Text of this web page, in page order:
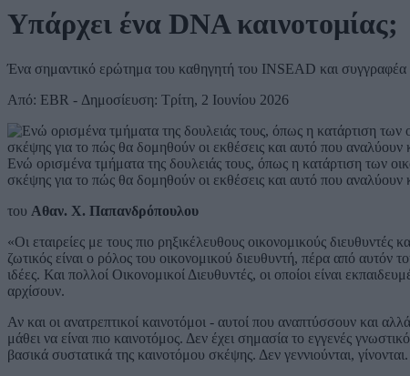
Υπάρχει ένα DNA καινοτομίας;
Ένα σημαντικό ερώτημα του καθηγητή του INSEAD και συγγραφέα
Από: EBR - Δημοσίευση: Τρίτη, 2 Ιουνίου 2026
Ενώ ορισμένα τμήματα της δουλειάς τους, όπως η κατάρτιση των
σκέψης για το πώς θα δομηθούν οι εκθέσεις και αυτό που
του Αθαν. Χ. Παπανδρόπουλου
«Οι εταιρείες με τους πιο ρηξικέλευθους οικονομικούς
ζωτικός είναι ο ρόλος του οικονομικού διευθυντή, πέρα από
ιδέες. Και πολλοί Οικονομικοί Διευθυντές, οι οποίοι είναι
αρχίσουν.
Αν και οι ανατρεπτικοί καινοτόμοι - αυτοί που αναπτύσσουν και
μάθει να είναι πιο καινοτόμος. Δεν έχει σημασία το εγγενές
βασικά συστατικά της καινοτόμου σκέψης. Δεν γεννιούνται, γίνονται.